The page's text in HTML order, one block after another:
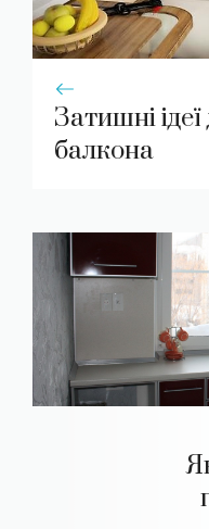
Затишні
балкона